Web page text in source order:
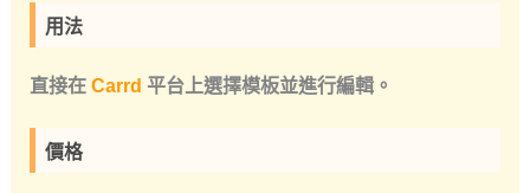
用法
直接在Carrd 平台上選擇模板並進行編輯。
價格